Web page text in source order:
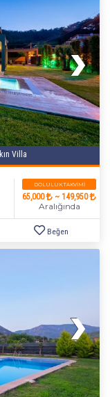
Beğen
Villa
DOLULUK TAKVIMI
65,000 ~ 149,950
Aralığında